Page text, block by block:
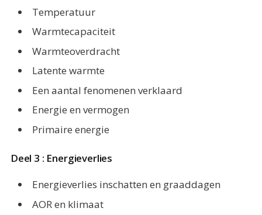
Temperatuur
Warmtecapaciteit
Warmteoverdracht
Latente warmte
Een aantal fenomenen verklaard
Energie en vermogen
Primaire energie
Deel 3 : Energieverlies
Energieverlies inschatten en graaddagen
AOR en klimaat